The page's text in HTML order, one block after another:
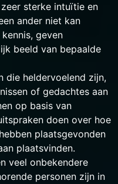
sterke intuïtie en
ander niet kan
geven
beeld van bepaalde
die heldervoelend zijn,
of gedachtes aan
op basis van
doen over hoe
plaatsgevonden
plaatsvinden.
veel onbekendere
personen zijn in